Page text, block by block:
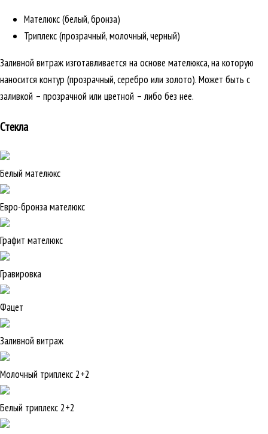
Мателюкс (белый, бронза)
Триплекс (прозрачный, молочный, черный)
Заливной витраж изготавливается на основе мателюкса, на которую
наносится контур (прозрачный, серебро или золото). Может быть с
заливкой – прозрачной или цветной – либо без нее.
Стекла
Белый мателюкс
Евро-бронза мателюкс
Графит мателюкс
Гравировка
Фацет
Заливной витраж
Молочный триплекс 2+2
Белый триплекс 2+2